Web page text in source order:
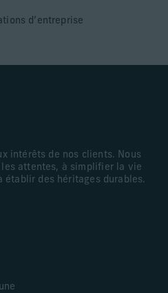
d’entreprise
intérêts de nos clients. Nous
les attentes, à simplifier la vie
établir des héritages durables.